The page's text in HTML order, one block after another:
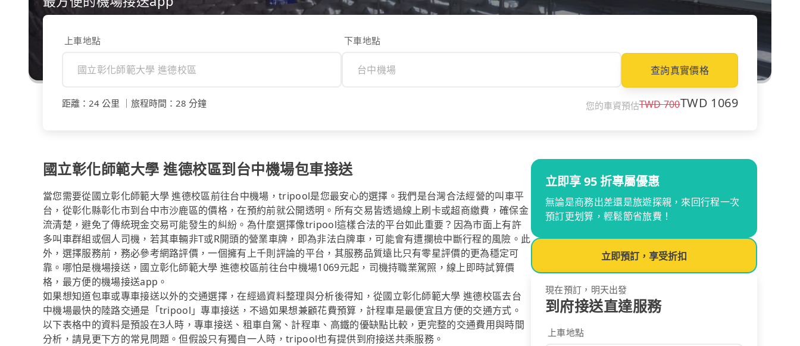
上車地點 下車地點
查詢真實價格
距離 ： 24 公里 旅程時間 ： 28 分鐘 您的車資預估TWD700TWD 1069
國立彰化師範大學 進德校區到台中機場包車接送
當您需要從國立彰化師範大學 進德校區前往台中機場，tripool是您最安心的選擇。我們是台灣合法經營的叫車平
台，從彰化縣彰化市到台中市沙鹿區的價格，在預約前就公開透明。所有交易皆透過線上刷卡或超商繳費，確保金
流清楚，避免了傳統現金交易可能發生的糾紛。為什麼選擇像tripool這樣合法的平台如此重要？因為市面上有許
多叫車群組或個人司機，若其車輛非T或R開頭的營業車牌，即為非法白牌車，可能會有遭攔檢中斷行程的風險。此
外，選擇服務前，務必參考網路評價，一個擁有上千則評論的平台，其服務品質遠比只有零星評價的更為穩定可
靠。哪怕是機場接送，國立彰化師範大學 進德校區前往台中機場1069元起，司機持職業駕照，線上即時試算價
格，最方便的機場接送app。
如果想知道包車或專車接送以外的交通選擇，在經過資料整理與分析後得知，從國立彰化師範大學 進德校區去台
中機場最快的陸路交通是「tripool」專車接送，不過如果想兼顧花費預算，計程車是最便宜且方便的交通方式。
以下表格中的資料是預設在3人時，專車接送、租車自駕、計程車、高鐵的優缺點比較，更完整的交通費用與時間
分析，請見更下方的常見問題。但假設只有獨自一人時，tripool也有提供到府接送共乘服務。
立即享 95 折專屬優惠
無論是商務出差還是旅遊探親，來回行程一次
預訂更划算，輕鬆節省旅費！
立即預訂，享受折扣
現在預訂，明天出發
到府接送直達服務
上車地點